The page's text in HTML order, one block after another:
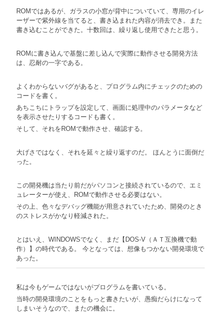
ROMではあるが、ガラスの小窓が背中についていて、専用のイレ
ーザーで紫外線を当てると、書き込まれた内容が消去でき。また
書き込むことができた。十数回は、繰り返し使用できたと思う。
ROMに書き込んで基盤に差し込んで実際に動作させる開発方法
は、忍耐の一字である。
よくわからないバグがあると、プログラム内にチェックのための
コードを書く。
あちこちにトラップを設定して、画面に処理中のパラメータなど
を表示させたりするコードも書く。
そして、それをROMで動作させ、確認する。
大げさではなく、それを延々と繰り返すのだ。 ほんとうに面倒だ
った。
この開発機は当たり前だがパソコンと接続されているので、エミ
ュレーターが使え、ROMで動作させる必要はない。
その上、色々なデバッグ機能が用意されていたため、開発のとき
のストレスがかなり軽減された。
とはいえ、WINDOWSでなく、まだ【DOS-V（ＡＴ互換機で動
作）】の時代である。 今となっては、想像もつかない開発環境で
あった。
私は今もゲームではないがプログラムを書いている。
当時の開発環境のことをもっと書きたいが、愚痴だらけになって
しまいそうなので、またの機会に。